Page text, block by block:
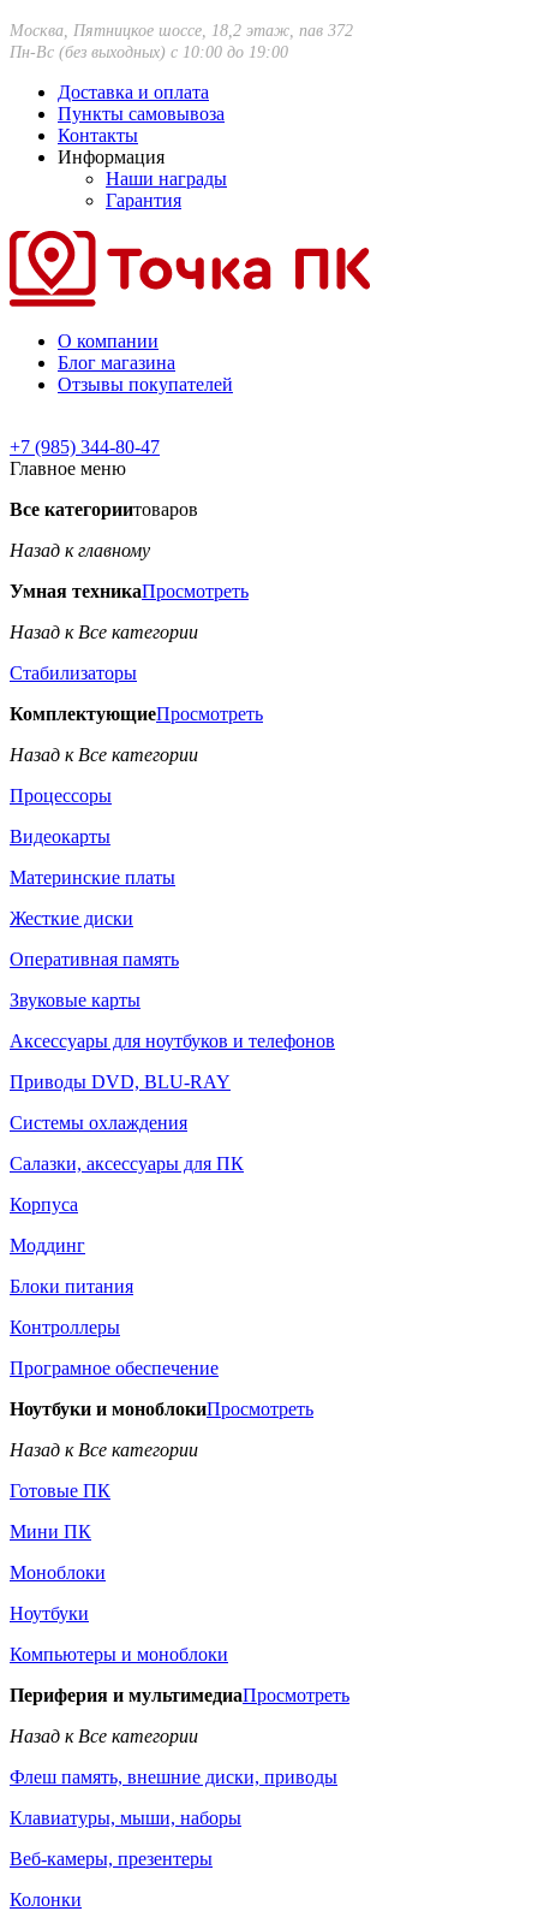
Москва, Пятницкое шоссе, 18,2 этаж, пав 372
Пн-Вс (без выходных) с 10:00 до 19:00
Доставка и оплата
Пункты самовывоза
Контакты
Информация
Наши награды
Гарантия
О компании
Блог магазина
Отзывы покупателей
+7 (985) 344-80-47
Главное меню
Все категориитоваров
Назад к главному
Умная техникаПросмотреть
Назад к Все категории
Стабилизаторы
КомплектующиеПросмотреть
Назад к Все категории
Процессоры
Видеокарты
Материнские платы
Жесткие диски
Оперативная память
Звуковые карты
Аксессуары для ноутбуков и телефонов
Приводы DVD, BLU-RAY
Системы охлаждения
Салазки, аксессуары для ПК
Корпуса
Моддинг
Блоки питания
Контроллеры
Програмное обеспечение
Ноутбуки и моноблокиПросмотреть
Назад к Все категории
Готовые ПК
Мини ПК
Моноблоки
Ноутбуки
Компьютеры и моноблоки
Периферия и мультимедиаПросмотреть
Назад к Все категории
Флеш память, внешние диски, приводы
Клавиатуры, мыши, наборы
Веб-камеры, презентеры
Колонки